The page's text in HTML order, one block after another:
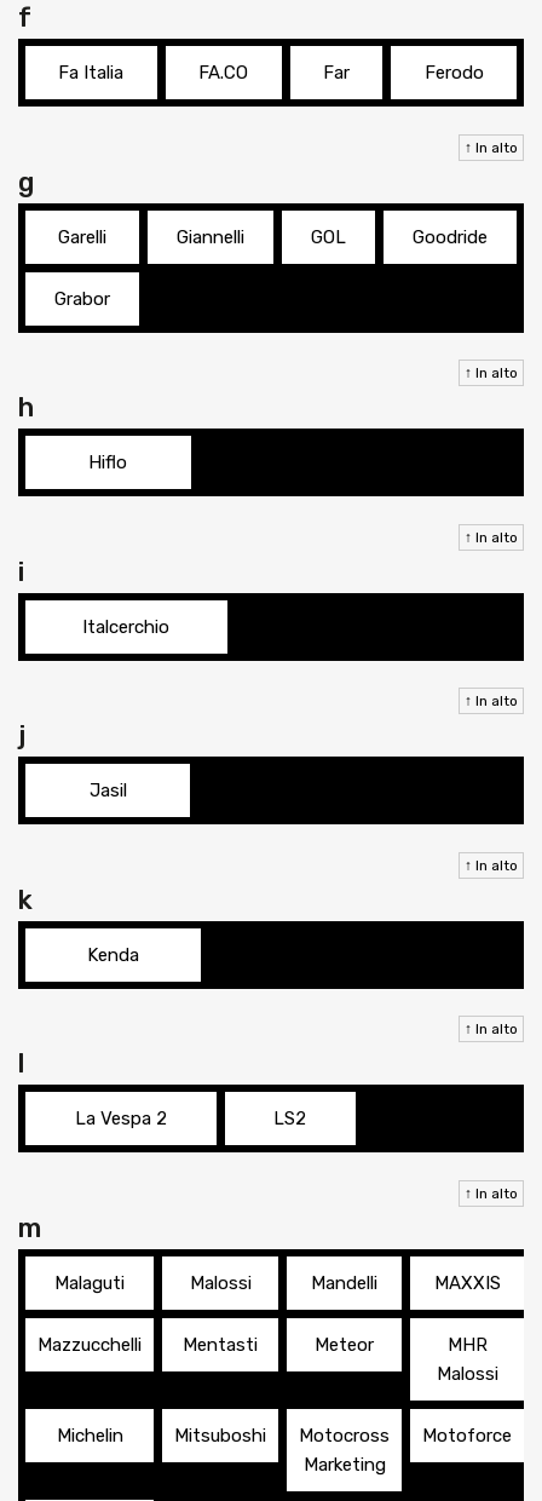
f
Fa Italia FA.CO Far Ferodo
↑ In alto
g
Garelli Giannelli GOL Goodride
Grabor
↑ In alto
h
Hiflo
↑ In alto
i
Italcerchio
↑ In alto
j
Jasil
↑ In alto
k
Kenda
↑ In alto
l
La Vespa 2 LS2
↑ In alto
m
Malaguti Malossi Mandelli MAXXIS
Mazzucchelli Mentasti Meteor
MHR
Malossi
Michelin Mitsuboshi
Motocross
Marketing
Motoforce